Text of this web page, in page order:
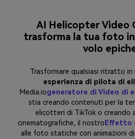
AI Helicopter Video
trasforma la tua foto
volo
Trasformare qualsiasi ritratto in
esperienza di pilota di
Media.iogeneratore di Video di
stia creando contenuti per la
elicotteri di TikTok o creando
cinematografiche, il nostro Effetto
alle foto statiche con animazioni